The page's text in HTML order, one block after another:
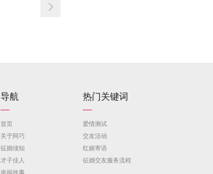
导航
首页
关于阿巧
征婚须知
才子佳人
热门关键词
爱情测试
交友活动
红娘寄语
征婚交友服务流程